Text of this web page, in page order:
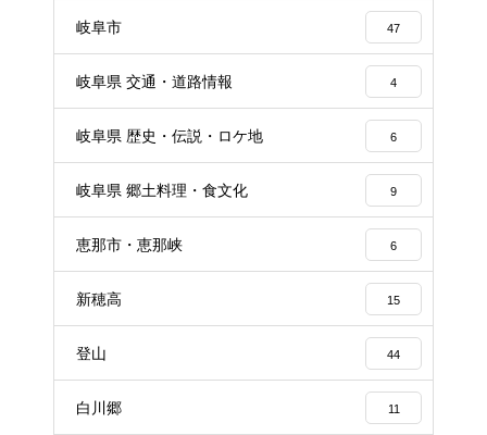
岐阜市 47
岐阜県 交通・道路情報 4
岐阜県 歴史・伝説・ロケ地 6
岐阜県 郷土料理・食文化 9
恵那市・恵那峡 6
新穂高 15
登山 44
白川郷 11